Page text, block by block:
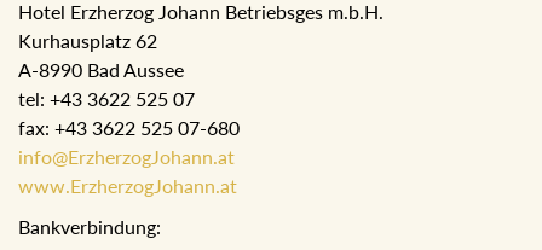
Hotel Erzherzog Johann Betriebsges m.b.H.
Kurhausplatz 62
A-8990 Bad Aussee
tel: +43 3622 525 07
fax: +43 3622 525 07-680
info@ErzherzogJohann.at
www.ErzherzogJohann.at
Bankverbindung: